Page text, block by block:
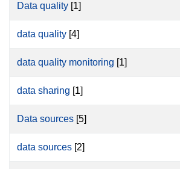
Data quality [1]
data quality [4]
data quality monitoring [1]
data sharing [1]
Data sources [5]
data sources [2]